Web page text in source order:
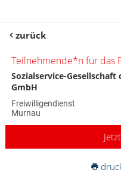
zurück
Teilnehmende*n für das
Sozialservice-Gesellschaft
GmbH
Freiwilligendienst
Murnau